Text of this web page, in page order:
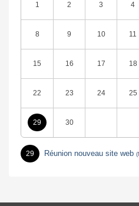
1 2 3 4
8 9 10 11
15 16 17 18
22 23 24 25
29 30
29 Réunion nouveau site web